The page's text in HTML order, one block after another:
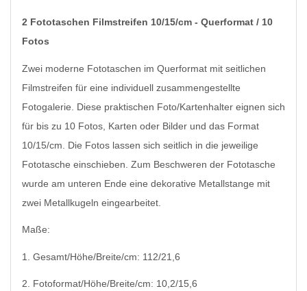
2 Fototaschen Filmstreifen 10/15/cm - Querformat / 10
Fotos
Zwei moderne Fototaschen im Querformat mit seitlichen
Filmstreifen für eine individuell zusammengestellte
Fotogalerie. Diese praktischen Foto/Kartenhalter eignen sich
für bis zu 10 Fotos, Karten oder Bilder und das Format
10/15/cm. Die Fotos lassen sich seitlich in die jeweilige
Fototasche einschieben. Zum Beschweren der Fototasche
wurde am unteren Ende eine dekorative Metallstange mit
zwei Metallkugeln eingearbeitet.
Maße:
1. Gesamt/Höhe/Breite/cm: 112/21,6
2. Fotoformat/Höhe/Breite/cm: 10,2/15,6